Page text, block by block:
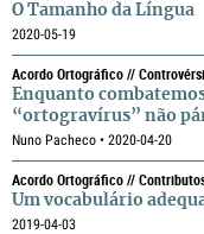
O Tamanho da Língua
2020-05-19
Acordo Ortográfico //
Enquanto
“ortogravírus” não
Nuno Pacheco • 2020-04-20
Acordo Ortográfico //
Um vocabulário
2019-04-03